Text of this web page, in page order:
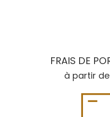
FRAIS DE
à partir